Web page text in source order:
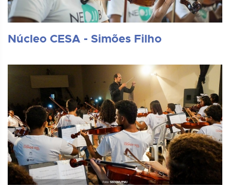
Núcleo CESA - Simões Filho